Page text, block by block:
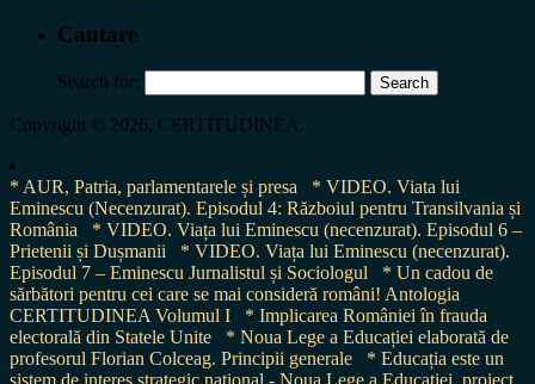
Cautare
Search for:
Copyright © 2026, CERTITUDINEA.
* AUR, Patria, parlamentarele și presa
* VIDEO. Viata lui
Eminescu (Necenzurat). Episodul 4: Războiul pentru Transilvania și
România
* VIDEO. Viața lui Eminescu (necenzurat). Episodul 6 –
Prietenii și Dușmanii
* VIDEO. Viața lui Eminescu (necenzurat).
Episodul 7 – Eminescu Jurnalistul și Sociologul
* Un cadou de
sărbători pentru cei care se mai consideră români! Antologia
CERTITUDINEA Volumul I
* Implicarea României în frauda
electorală din Statele Unite
* Noua Lege a Educației elaborată de
profesorul Florian Colceag. Principii generale
* Educația este un
sistem de interes strategic național - Noua Lege a Educației, proiect